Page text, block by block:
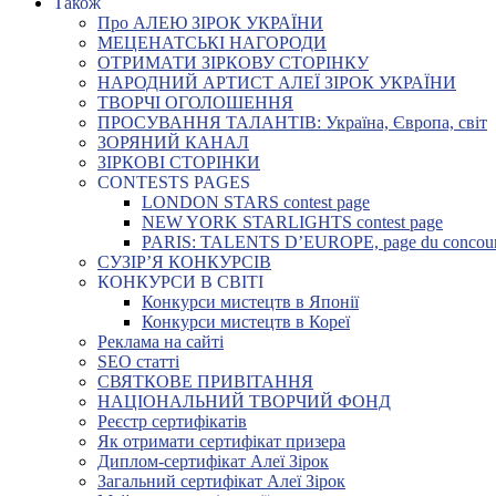
Про АЛЕЮ ЗІРОК УКРАЇНИ
МЕЦЕНАТСЬКІ НАГОРОДИ
ОТРИМАТИ ЗІРКОВУ СТОРІНКУ
НАРОДНИЙ АРТИСТ АЛЕЇ ЗІРОК УКРАЇНИ
ТВОРЧІ ОГОЛОШЕННЯ
ПРОСУВАННЯ ТАЛАНТІВ: Україна, Європа, світ
ЗОРЯНИЙ КАНАЛ
ЗІРКОВІ СТОРІНКИ
CONTESTS PAGES
LONDON STARS contest page
NEW YORK STARLIGHTS contest page
PARIS: TALENTS D’EUROPE, page du
СУЗІР’Я КОНКУРСІВ
КОНКУРСИ В СВІТІ
Конкурси мистецтв в Японії
Конкурси мистецтв в Кореї
Реклама на сайті
SEO статті
СВЯТКОВЕ ПРИВІТАННЯ
НАЦІОНАЛЬНИЙ ТВОРЧИЙ ФОНД
Реєстр сертифікатів
Як отримати сертифікат призера
Диплом-сертифікат Алеї Зірок
Загальний сертифікат Алеї Зірок